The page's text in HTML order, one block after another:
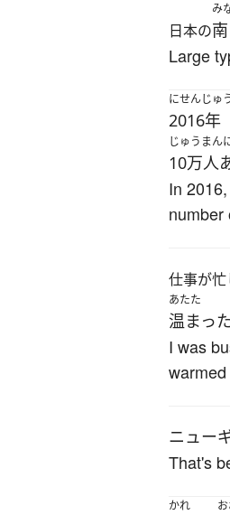
日本の
み
南
Large
にせんじゅ
2016年
じゅうまん
10万人
In
number
仕事が
あたた
温まっ
I was
ニュー
That's
かれ